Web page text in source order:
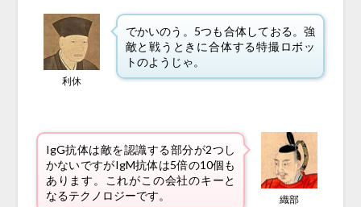
利休
でかいのう。5つも合体しておる。強
敵と戦うときに合体する特撮ロボッ
トのようじゃ。
IgG抗体は敵を認識する部分が2つし
かないですがIgM抗体は5倍の10個も
あります。これがこの会社のキーと
なるテクノロジーです。
織部